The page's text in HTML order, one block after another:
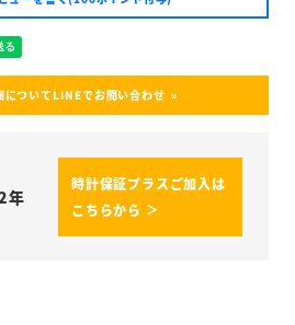
についてLINEでお問い合わせ
年
時計保証プラスご加入は
こちらから ＞